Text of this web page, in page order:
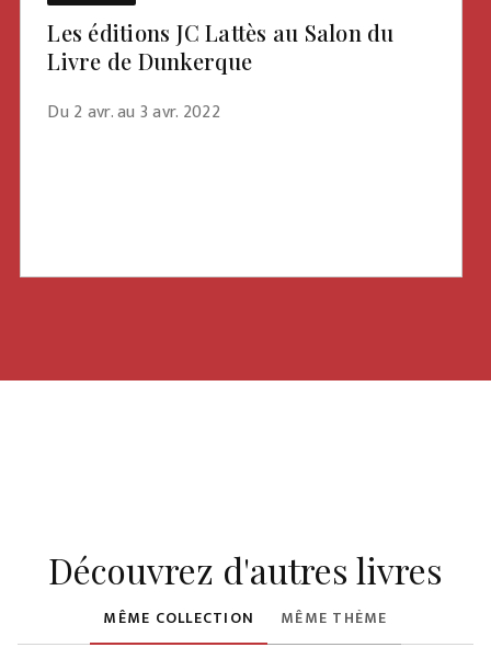
Les éditions JC Lattès au Salon du
Livre de Dunkerque
Du 2 avr. au 3 avr. 2022
Découvrez d'autres livres
MÊME COLLECTION MÊME THÈME